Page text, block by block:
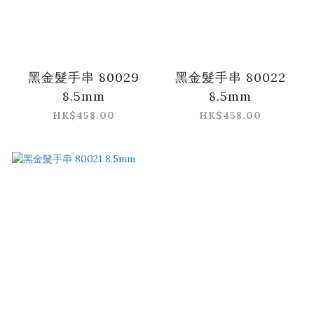
黑金髮手串 80029
8.5mm
HK$458.00
黑金髮手串 80022
8.5mm
HK$458.00